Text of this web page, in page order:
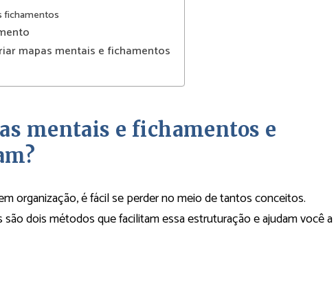
fichamentos
mapas mentais e fichamentos
mentais e fichamentos e
organização, é fácil se perder no meio de tantos conceitos.
dois métodos que facilitam essa estruturação e ajudam você a